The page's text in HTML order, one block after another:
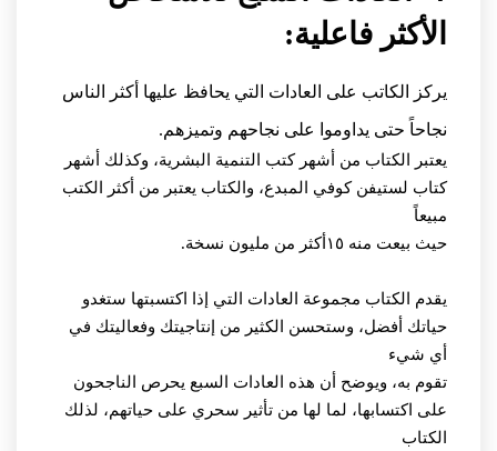
الأكثر فاعلية:
يركز الكاتب على العادات التي يحافظ عليها أكثر الناس
نجاحاً حتى يداوموا على نجاحهم وتميزهم.
يعتبر الكتاب من أشهر كتب التنمية البشرية، وكذلك أشهر
كتاب لستيفن كوفي المبدع، والكتاب يعتبر من أكثر الكتب
مبيعاً
حيث بيعت منه ١٥أكثر من مليون نسخة.
يقدم الكتاب مجموعة العادات التي إذا اكتسبتها ستغدو
حياتك أفضل، وستحسن الكثير من إنتاجيتك وفعاليتك في
أي شيء
تقوم به، ويوضح أن هذه العادات السبع يحرص الناجحون
على اكتسابها، لما لها من تأثير سحري على حياتهم، لذلك
الكتاب